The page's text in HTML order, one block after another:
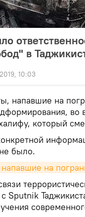
в
10:03
напавшие на
во
который
было.
на
Sputnik